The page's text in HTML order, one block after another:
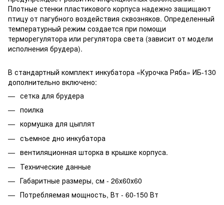
Плотные стенки пластикового корпуса надежно защищают
птицу от пагубного воздействия сквозняков. Определенный
температурный режим создается при помощи
терморегулятора или регулятора света (зависит от модели
исполнения брудера).
В стандартный комплект инкубатора «Курочка Ряба» ИБ-130
дополнительно включено:
сетка для брудера
поилка
кормушка для цыплят
съемное дно инкубатора
вентиляционная шторка в крышке корпуса.
Технические данные
Габаритные размеры, см - 26х60х60
Потребляемая мощность, Вт - 60-150 Вт